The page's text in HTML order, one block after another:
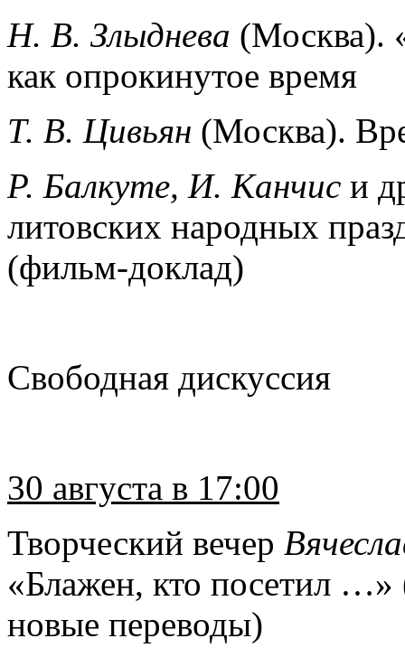
Н. В. Злыднева (Москва).
как опрокинутое время
Т. В. Цивьян (Москва).
Р. Балкуте, И. Канчис и
литовских народных
(фильм-доклад)
Свободная дискуссия
30 августа в 17:00
Творческий вечер
«Блажен, кто посетил
новые переводы)